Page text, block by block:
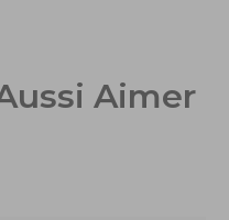
Aimer